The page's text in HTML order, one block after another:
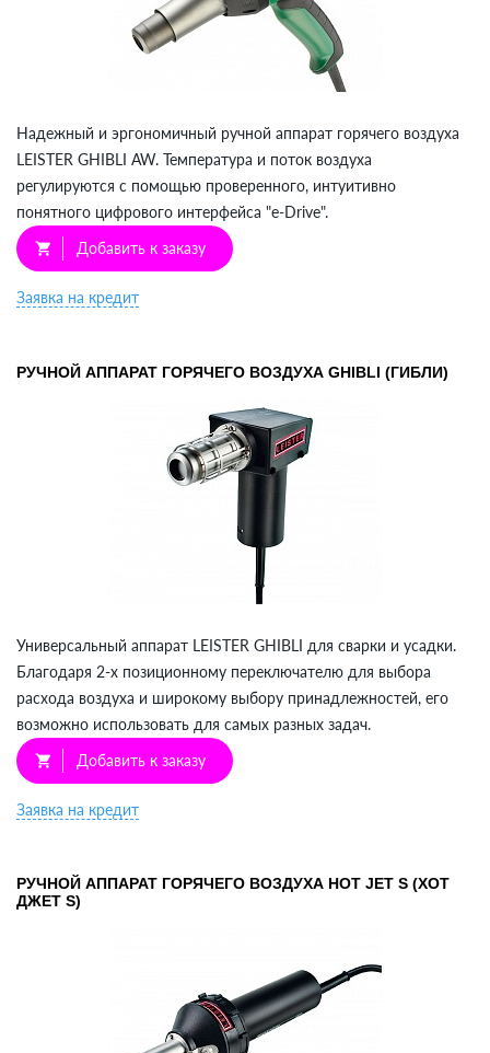
Надежный и эргономичный ручной аппарат горячего воздуха
LEISTER GHIBLI AW. Температура и поток воздуха
регулируются с помощью проверенного, интуитивно
понятного цифрового интерфейса "е-Drive".
shopping_cart Добавить к заказу
Заявка на кредит
РУЧНОЙ АППАРАТ ГОРЯЧЕГО ВОЗДУХА GHIBLI (ГИБЛИ)
Универсальный аппарат LEISTER GHIBLI для сварки и усадки.
Благодаря 2-х позиционному переключателю для выбора
расхода воздуха и широкому выбору принадлежностей, его
возможно использовать для самых разных задач.
shopping_cart Добавить к заказу
Заявка на кредит
РУЧНОЙ АППАРАТ ГОРЯЧЕГО ВОЗДУХА HOT JET S (ХОТ
ДЖЕТ S)